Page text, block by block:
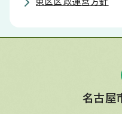
東区区政運営方針
名古屋